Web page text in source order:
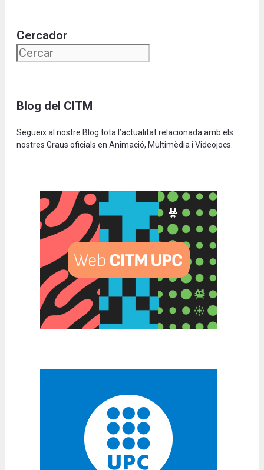
Cercador
Blog del CITM
Segueix al nostre Blog tota l’actualitat relacionada amb els
nostres Graus oficials en Animació, Multimèdia i Videojocs.